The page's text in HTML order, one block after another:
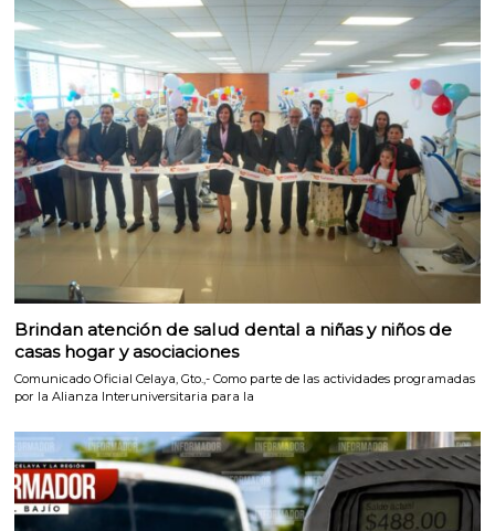
Brindan atención de salud dental a niñas y niños de
casas hogar y asociaciones
Comunicado Oficial Celaya, Gto.,- Como parte de las actividades programadas
por la Alianza Interuniversitaria para la